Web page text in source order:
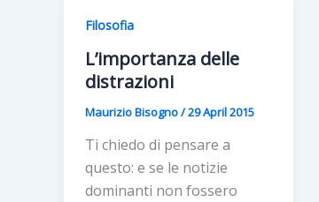
Filosofia
L’importanza delle
distrazioni
Maurizio Bisogno/29 April 2015
Ti chiedo di pensare a
questo: e se le notizie
dominanti non fossero